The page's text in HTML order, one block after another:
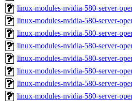
linux-modules-nvidia-580-server-
linux-modules-nvidia-580-server-
linux-modules-nvidia-580-server-
linux-modules-nvidia-580-server-
linux-modules-nvidia-580-server-
linux-modules-nvidia-580-server-
linux-modules-nvidia-580-server-
linux-modules-nvidia-580-server-